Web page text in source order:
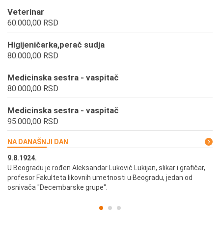
Veterinar
60.000,00 RSD
Higijeničarka,perač sudja
80.000,00 RSD
Medicinska sestra - vaspitač
80.000,00 RSD
Medicinska sestra - vaspitač
95.000,00 RSD
NA DANAŠNJI DAN
9.8.1924.
U Beogradu je rođen Aleksandar Luković Lukijan, slikar i grafičar,
profesor Fakulteta likovnih umetnosti u Beogradu, jedan od
osnivača "Decembarske grupe".